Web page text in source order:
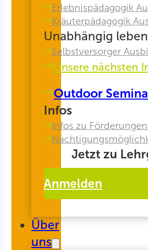
Erlebnispädagogik
Kräuterpädagogik
Unabhängig leben
Selbstversorger
Unsere nächsten
Outdoor
Infos
Infos zu Förderungen
Jetzt zu
Anmelden
Über
uns